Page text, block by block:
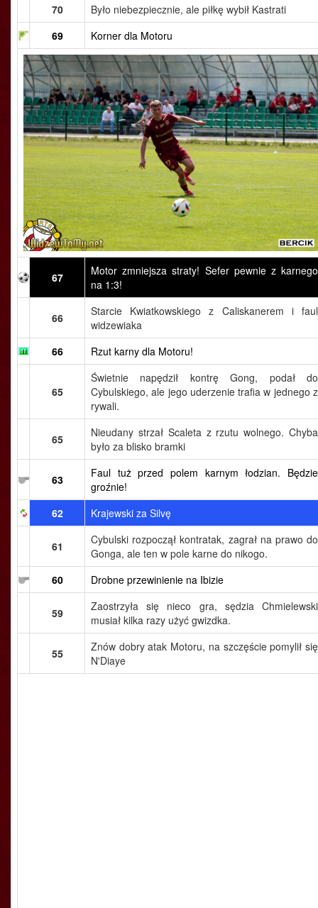
70
Było niebezpiecznie, ale piłkę wybił Kastrati
69
Korner dla Motoru
67
Motor zmniejsza straty! Sefer pewnie z karnego
na 1:3!
66
Starcie Kwiatkowskiego z Caliskanerem i faul
widzewiaka
66
Rzut karny dla Motoru!
65
Świetnie napędził kontrę Gong, podał do
Cybulskiego, ale jego uderzenie trafia w jednego z
rywali.
65
Nieudany strzał Scaleta z rzutu wolnego. Chyba
było za blisko bramki
63
Faul tuż przed polem karnym łodzian. Będzie
groźnie!
62
Krajewski za Silvę
61
Cybulski rozpoczął kontratak, zagrał na prawo do
Gonga, ale ten w pole karne do nikogo.
60
Drobne przewinienie na Ibizie
59
Zaostrzyła się nieco gra, sędzia Chmielewski
musiał kilka razy użyć gwizdka.
55
Znów dobry atak Motoru, na szczęście pomylił się
N'Diaye